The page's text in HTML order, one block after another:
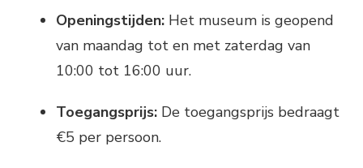
Openingstijden: Het museum is geopend
van maandag tot en met zaterdag van
10:00 tot 16:00 uur.
Toegangsprijs: De toegangsprijs bedraagt
€5 per persoon.